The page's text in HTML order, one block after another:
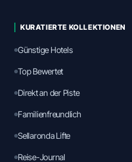
KURATIERTE KOLLEKTIONEN
Günstige Hotels
Top Bewertet
Direkt an der Piste
Familienfreundlich
Sellaronda Lifte
Reise-Journal